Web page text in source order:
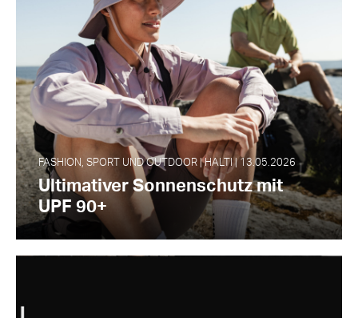
FASHION, SPORT UND OUTDOOR | HALTI | 13.05.2026
Ultimativer Sonnenschutz mit
UPF 90+